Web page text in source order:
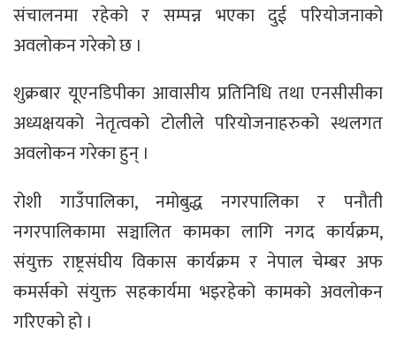
संचालनमा रहेको र सम्पन्न भएका दुई परियोजनाको
अवलोकन गरेको छ ।
शुक्रबार यूएनडिपीका आवासीय प्रतिनिधि तथा एनसीसीका
अध्यक्षयको नेतृत्वको टोलीले परियोजनाहरुको स्थलगत
अवलोकन गरेका हुन् ।
रोशी गाउँपालिका, नमोबुद्ध नगरपालिका र पनौती
नगरपालिकामा सञ्चालित कामका लागि नगद कार्यक्रम,
संयुक्त राष्ट्रसंघीय विकास कार्यक्रम र नेपाल चेम्बर अफ
कमर्सको संयुक्त सहकार्यमा भइरहेको कामको अवलोकन
गरिएको हो ।